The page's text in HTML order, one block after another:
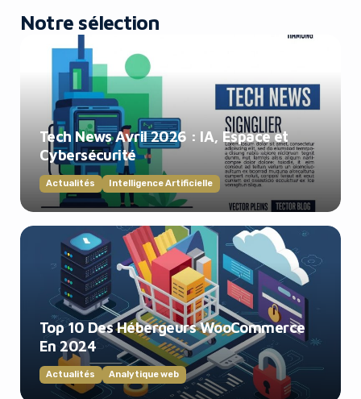
Notre sélection
Tech News Avril 2026 : IA, Espace et
Cybersécurité
Actualités Intelligence Artificielle
Top 10 Des Hébergeurs WooCommerce
En 2024
Actualités Analytique web